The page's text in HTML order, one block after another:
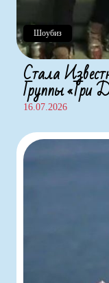
Шоубиз
Стала
Группы
16.07.2026